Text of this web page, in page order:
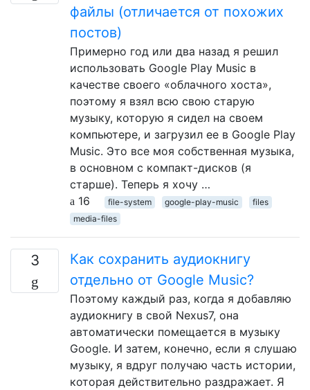
файлы (отличается от похожих
постов)
Примерно год или два назад я решил
использовать Google Play Music в
качестве своего «облачного хоста»,
поэтому я взял всю свою старую
музыку, которую я сидел на своем
компьютере, и загрузил ее в Google Play
Music. Это все моя собственная музыка,
в основном с компакт-дисков (я
старше). Теперь я хочу …
16
file-system google-play-music
files
media-files
3
Как сохранить аудиокнигу
отдельно от Google Music?
Поэтому каждый раз, когда я добавляю
аудиокнигу в свой Nexus7, она
автоматически помещается в музыку
Google. И затем, конечно, если я слушаю
музыку, я вдруг получаю часть истории,
которая действительно раздражает. Я